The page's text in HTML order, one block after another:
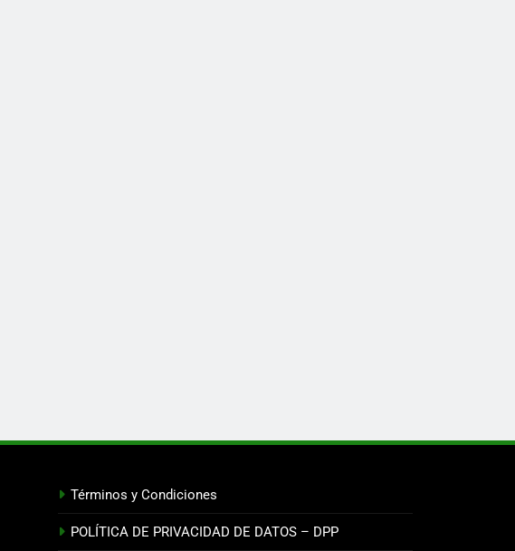
Términos y Condiciones
POLÍTICA DE PRIVACIDAD DE DATOS – DPP